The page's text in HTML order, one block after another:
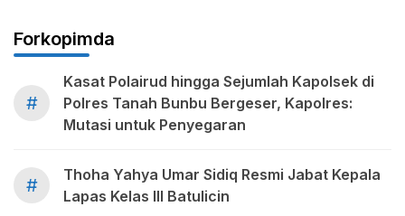
Forkopimda
#
Kasat Polairud hingga Sejumlah Kapolsek di
Polres Tanah Bunbu Bergeser, Kapolres:
Mutasi untuk Penyegaran
#
Thoha Yahya Umar Sidiq Resmi Jabat Kepala
Lapas Kelas III Batulicin